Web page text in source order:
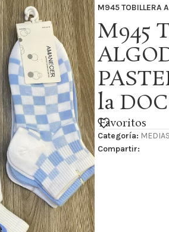
M945 TOBILLERA
M945
la
Favoritos
Categoría:
Compartir: